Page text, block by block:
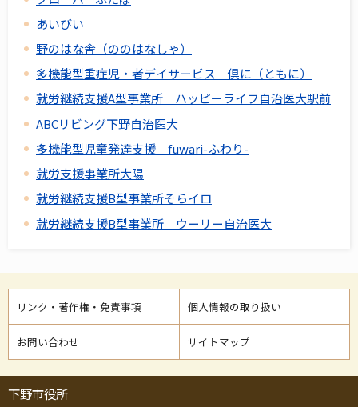
あいびい
野のはな舎（ののはなしゃ）
多機能型重症児・者デイサービス 倶に（ともに）
就労継続支援A型事業所 ハッピーライフ自治医大駅前
ABCリビング下野自治医大
多機能型児童発達支援 fuwari-ふわり-
就労支援事業所大陽
就労継続支援B型事業所そらイロ
就労継続支援B型事業所 ウーリー自治医大
リンク・著作権・免責事項 個人情報の取り扱い
お問い合わせ サイトマップ
下野市役所